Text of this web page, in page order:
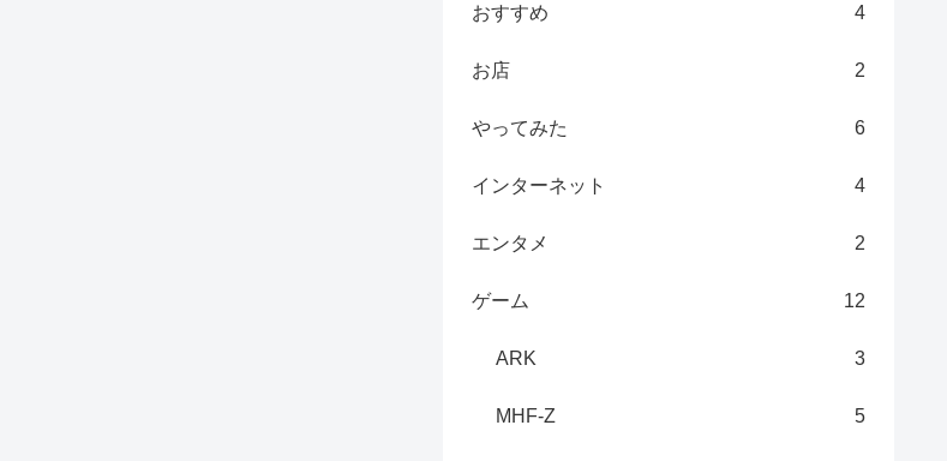
おすすめ 4
お店 2
やってみた 6
インターネット 4
エンタメ 2
ゲーム 12
ARK 3
MHF-Z 5